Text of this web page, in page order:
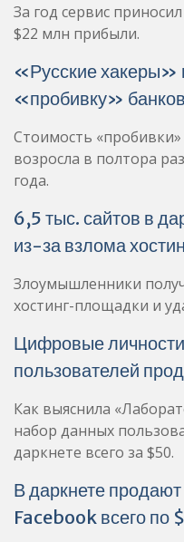
За год сервис
$22 млн прибыли.
«Русские хакеры»
«пробивку»
Стоимость
возросла в полтора
года.
6,5 тыс. сайтов в
из-за взлома
Злоумышленники
хостинг-площадки и
Цифровые
пользователей
Как выяснила
набор данных
даркнете всего за $50.
В даркнете
Facebook всего по